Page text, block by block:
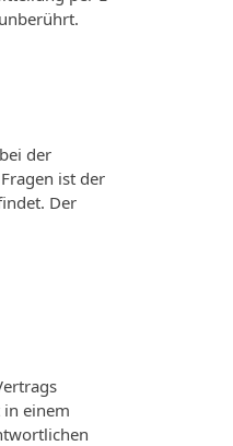
der
ist der
Der
einem